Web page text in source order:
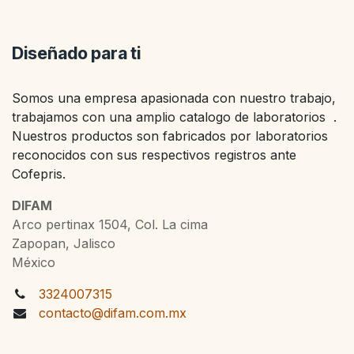
Diseñado para ti
Somos una empresa apasionada con nuestro trabajo,
trabajamos con una amplio catalogo de laboratorios .
Nuestros productos son fabricados por laboratorios
reconocidos con sus respectivos registros ante
Cofepris.
DIFAM
Arco pertinax 1504, Col. La cima
Zapopan, Jalisco
México
3324007315
contacto@difam.com.mx